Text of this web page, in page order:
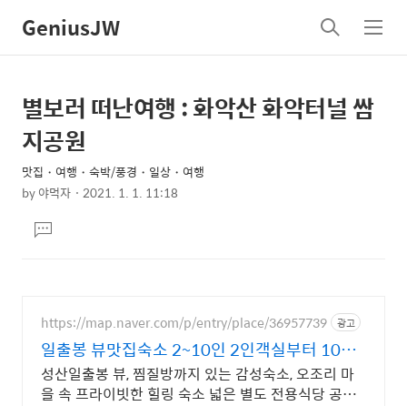
GeniusJW
검
색
메
뉴
상
세
컨
텐
본
문
제
목
별보러 떠난여행 : 화악산 화악터널 쌈
지공원
맛집・여행・숙박/풍경・일상・여행
by야먹자 2021. 1. 1. 11:18
문댓
글
https://map.naver.com/p/entry/place/36957739 광고
일출봉 뷰맛집숙소 2~10인 2인객실부터 10인
객실 구성
성산일출봉 뷰, 찜질방까지 있는 감성숙소, 오조리 마
을 속 프라이빗한 힐링 숙소 넓은 별도 전용식당 공간,